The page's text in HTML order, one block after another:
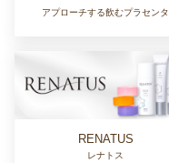
アプローチする飲むプラセンタ
RENATUS
レナトス